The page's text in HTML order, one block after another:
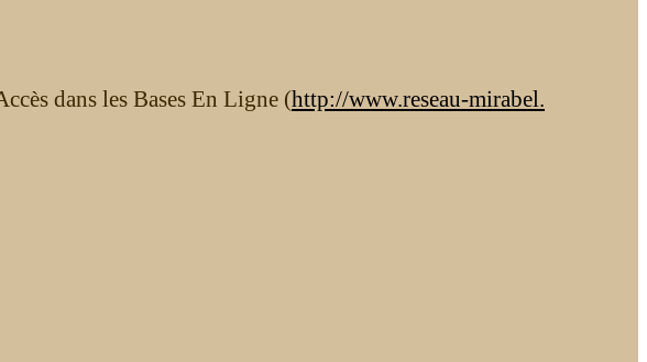
dans les Bases En Ligne (http://www.reseau-mirabel.